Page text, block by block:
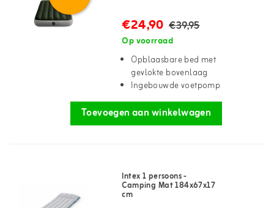
€24,90 €39,95
Op voorraad
Opblaasbare bed met
gevlokte bovenlaag
Ingebouwde voetpomp
Toevoegen aan winkelwagen
Intex 1 persoons -
Camping Mat 184x67x17
cm